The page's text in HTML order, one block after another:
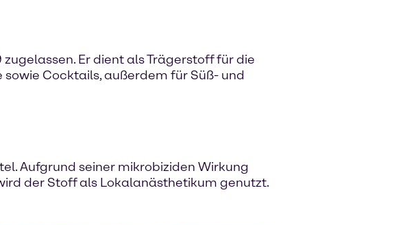
Er dient als Trägerstoff für die
Cocktails, außerdem für Süß- und
Aufgrund seiner mikrobiziden Wirkung
der Stoff als Lokalanästhetikum genutzt.